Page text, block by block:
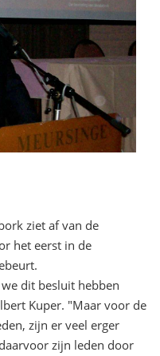
ziet af van de
het eerst in de
dit besluit hebben
Kuper. "Maar voor de
zijn er veel erger
zijn leden door